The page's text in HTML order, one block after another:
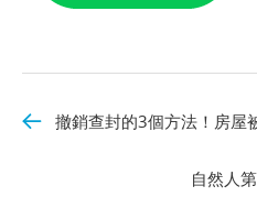
撤銷查封的3個方法！房屋
自然人